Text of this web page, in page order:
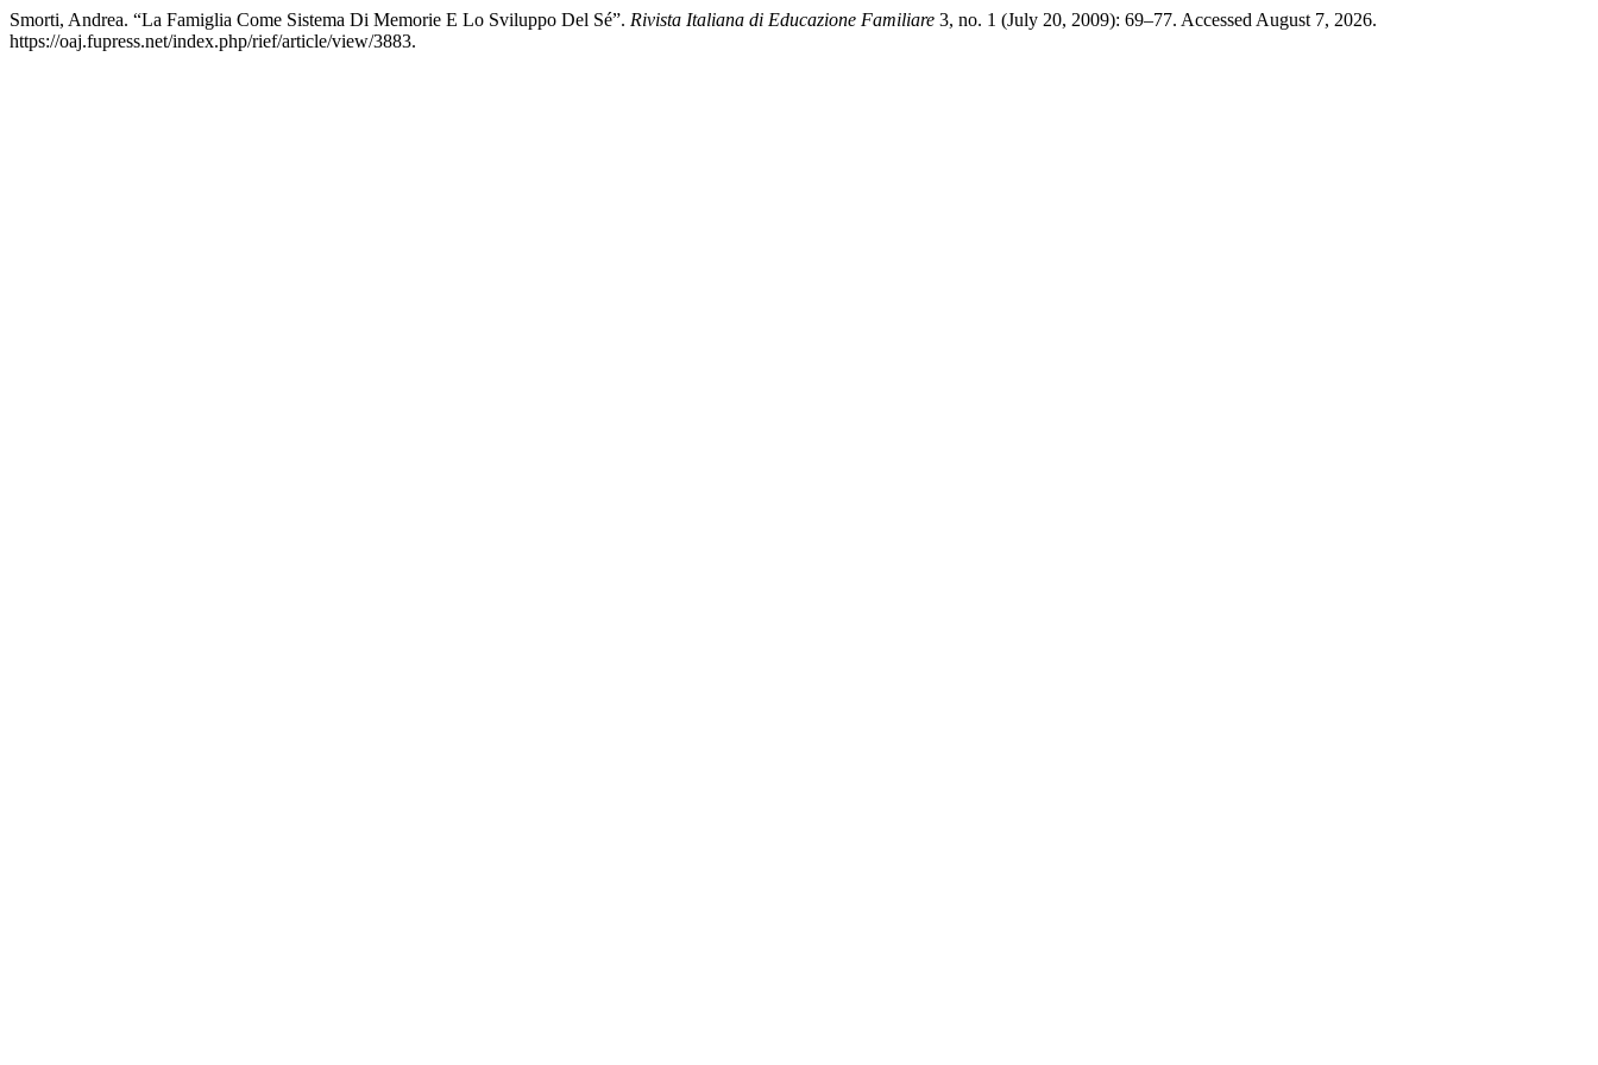
Smorti, Andrea. “La Famiglia Come Sistema Di Memorie E Lo Sviluppo Del Sé”. Rivista Italiana di Educazione Familiare 3, no. 1 (July 20, 2009): 69–77. Accessed August 7, 2026.
https://oaj.fupress.net/index.php/rief/article/view/3883.